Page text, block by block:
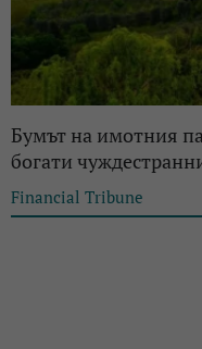
Бумът на имотния
богати
Financial Tribune